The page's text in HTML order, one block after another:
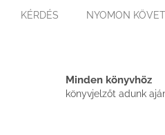
KÉRDÉS NYOMON
Minden könyvhöz
könyvjelzőt adunk